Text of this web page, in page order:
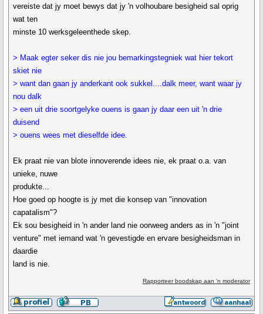
vereiste dat jy moet bewys dat jy 'n volhoubare besigheid sal oprig
wat ten
minste 10 werksgeleenthede skep.
> Maak egter seker dis nie jou bemarkingstegniek wat hier tekort
skiet nie
> want dan gaan jy anderkant ook sukkel....dalk meer, want waar jy
nou dalk
> een uit drie soortgelyke ouens is gaan jy daar een uit 'n drie
duisend
> ouens wees met dieselfde idee.
Ek praat nie van blote innoverende idees nie, ek praat o.a. van
unieke, nuwe
produkte...
Hoe goed op hoogte is jy met die konsep van "innovation
capatalism"?
Ek sou besigheid in 'n ander land nie oorweeg anders as in 'n "joint
venture" met iemand wat 'n gevestigde en ervare besigheidsman in
daardie
land is nie.
Rapporteer boodskap aan 'n moderator